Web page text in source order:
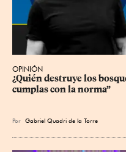
OPINIÓN
¿Quién destruye los
cumplas con la norma”
Por Gabriel Quadri de la Torre